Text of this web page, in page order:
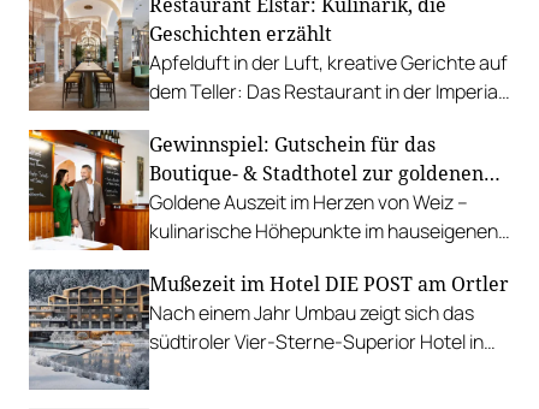
Geschichten erzählt
Apfelduft in der Luft, kreative Gerichte auf
dem Teller: Das Restaurant in der Imperial
Geschichte.
Gewinnspiel: Gutschein für das
Boutique- & Stadthotel zur goldenen
Krone
Goldene Auszeit im Herzen von Weiz –
kulinarische Höhepunkte im hauseigenen
über 400 Euro sichern!
Mußezeit im Hotel DIE POST am Ortler
Nach einem Jahr Umbau zeigt sich das
südtiroler Vier-Sterne-Superior Hotel in